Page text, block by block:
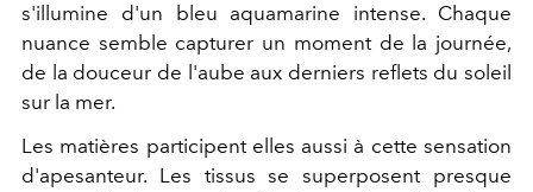
s'illumine d'un bleu aquamarine intense. Chaque
nuance semble capturer un moment de la journée,
de la douceur de l'aube aux derniers reflets du soleil
sur la mer.
Les matières participent elles aussi à cette sensation
d'apesanteur. Les tissus se superposent presque